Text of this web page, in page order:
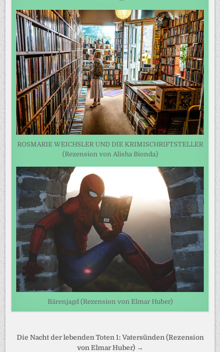
ROSMARIE WEICHSLER UND DIE KRIMISCHRIFTSTELLER
(Rezension von Alisha Bionda)
Bärenjagd (Rezension von Elmar Huber)
Beitragsnavigation
Die Nacht der lebenden Toten 1: Vatersünden (Rezension
von Elmar Huber) →